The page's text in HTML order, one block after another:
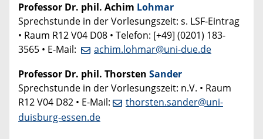
Professor Dr. phil. Achim Lohmar
Sprechstunde in der Vorlesungszeit: s. LSF-Eintrag
• Raum R12 V04 D08 • Telefon: [+49] (0201) 183-
3565 • E-Mail:
achim.lohmar@uni-due.de
Professor Dr. phil. Thorsten Sander
Sprechstunde in der Vorlesungszeit: n.V. • Raum
R12 V04 D82 • E-Mail:
thorsten.sander@uni-
duisburg-essen.de